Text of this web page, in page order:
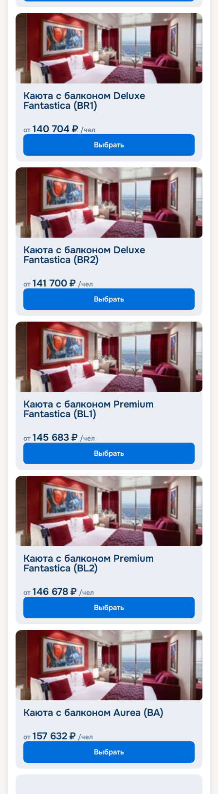
Каюта с балконом Deluxe
Fantastica (BR1)
от 140 704 ₽ /чел
Выбрать
Каюта с балконом Deluxe
Fantastica (BR2)
от 141 700 ₽ /чел
Выбрать
Каюта с балконом Premium
Fantastica (BL1)
от 145 683 ₽ /чел
Выбрать
Каюта с балконом Premium
Fantastica (BL2)
от 146 678 ₽ /чел
Выбрать
Каюта с балконом Aurea (BA)
от 157 632 ₽ /чел
Выбрать